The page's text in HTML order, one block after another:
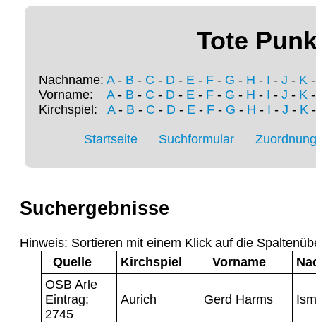
Tote
Nachname: A- B - C - D - E - F - G - H - I - J - K
Vorname: A- B - C - D - E - F - G - H - I - J - K
Kirchspiel: A- B - C - D- E- F- G - H - I - J - K
Startseite Suchformular
Suchergebnisse
Hinweis: Sortieren mit einem Klick auf die
Quelle
Kirchspiel Vorname
OSB Arle
Eintrag:
2745
Aurich Gerd Harms